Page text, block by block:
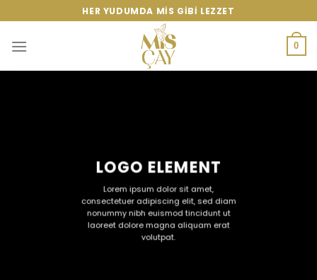
to
content
HER YUDUMDA MIS GIBI LEZZET
0
LOGO ELEMENT
Lorem ipsum dolor sit amet,
consectetuer adipiscing elit, sed diam
nonummy nibh euismod tincidunt ut
laoreet dolore magna aliquam erat
volutpat.